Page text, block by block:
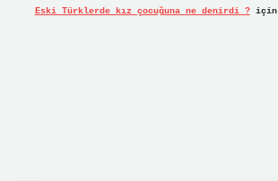
Eski Türklerde kız çocuğuna ne denirdi ?için